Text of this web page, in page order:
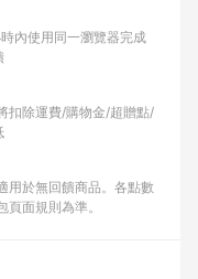
內使用同一瀏覽器完成
扣除運費/購物金/超贈點/
用於無回饋商品。各點數
面規則為準。